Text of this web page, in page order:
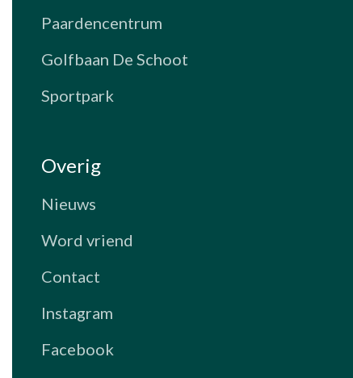
Paardencentrum
Golfbaan De Schoot
Sportpark
Overig
Nieuws
Word vriend
Contact
Instagram
Facebook